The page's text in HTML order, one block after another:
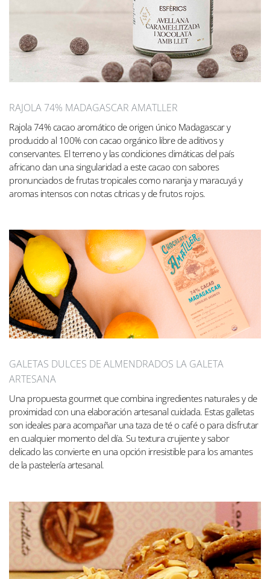
RAJOLA 74% MADAGASCAR AMATLLER
Rajola 74% cacao aromático de origen único Madagascar y
producido al 100% con cacao orgánico libre de aditivos y
conservantes. El terreno y las condiciones climáticas del país
africano dan una singularidad a este cacao con sabores
pronunciados de frutas tropicales como naranja y maracuyá y
aromas intensos con notas cítricas y de frutos rojos.
GALETAS DULCES DE ALMENDRADOS LA GALETA
ARTESANA
Una propuesta gourmet que combina ingredientes naturales y de
proximidad con una elaboración artesanal cuidada. Estas galletas
son ideales para acompañar una taza de té o café o para disfrutar
en cualquier momento del día. Su textura crujiente y sabor
delicado las convierte en una opción irresistible para los amantes
de la pastelería artesanal.